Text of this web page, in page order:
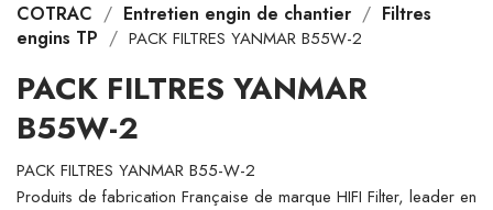
COTRAC Entretien engin de chantier
Filtres
engins TP
PACK FILTRES YANMAR B55W-2
PACK FILTRES YANMAR
B55W-2
PACK FILTRES YANMAR B55-W-2
Produits de fabrication Française de marque HIFI Filter, leader en